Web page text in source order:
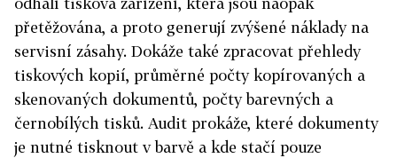
přetěžována, a proto generují zvýšené náklady na
servisní zásahy. Dokáže také zpracovat přehledy
tiskových kopií, průměrné počty kopírovaných a
skenovaných dokumentů, počty barevných a
černobílých tisků. Audit prokáže, které dokumenty
je nutné tisknout v barvě a kde stačí pouze